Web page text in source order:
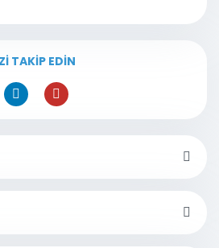
TAKİP EDİN